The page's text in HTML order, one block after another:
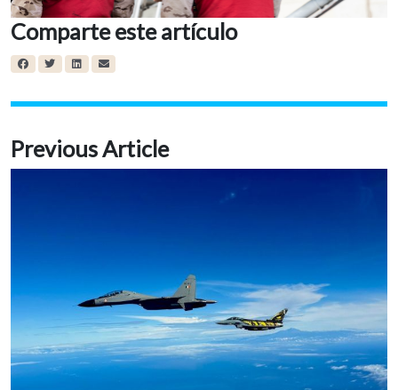
Comparte este artículo
Previous Article